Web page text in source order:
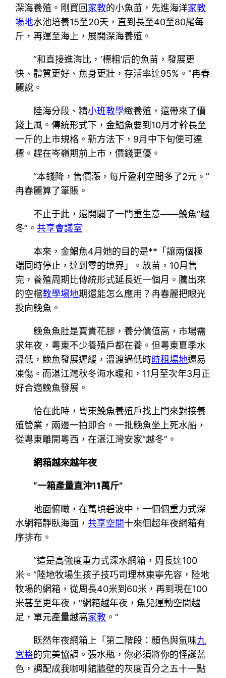
深海養殖。剛買回家教的小魚苗，先進海洋家教
場地水池培養15至20天，直到長至40至80尾每
斤，再運至海上，展開深海養殖。
“和直接進海比，‘標粗’后的魚苗，發展更
快、體質更好、魚身更壯，存活率達95%。”冉春
麗說。
陸海分段、精小班教學緻養殖，還帶來了價
錢上風。傳統形式下，金鯧魚要到10月才幹長至
一斤的上市規格。新方法下，9月中下旬便可達
標。趕在岑嶺期前上市，價錢更優。
“本錢降，售價漲，每斤盈利空間多了2元。”
冉春麗算了筆賬。
不止于此，還開闢了一門重生意——鮸魚“越
冬”。共享會議室
本來，金鯧魚4月她的目的是**「讓兩個極
端同時停止，達到零的境界」。放苗，10月售
完，養殖周期比傳統形式延長近一個月。騰出來
的空檔教學場地期還能怎么應用？冉春麗把眼光
投向鮸魚。
鮸魚魚肚是寶貴花膠，養分價值高，市場需
求年夜，粵東不少養殖戶都在養。但粵東夏季水
溫低，鮸魚發展遲緩，溫渡過低時時租場地還易
凍傷。而湛江灣秋冬海水暖和，11月至次年3月正
好合適鮸魚發展。
恰在此時，粵東鮸魚養殖戶找上門來對接養
殖營業，兩邊一拍即合。一批鮸魚坐上死水船，
從粵東離開粵西，在湛江灣安家“越冬”。
網箱越來越年夜
“一箱產量直沖11萬斤”
地面俯瞰，在萬頃碧波中，一個個重力式深
水網箱靜臥海面，共享空間十來個超年夜網箱有
序排布。
“這是高強度重力式深水網箱，周長達100
米。”陸地牧場生孩子技巧司理林東寧先容，陸地
牧場的網箱，從周長40米到60米，再到現在100
米甚至更年夜，“網箱越年夜，魚兒運動空間越
足，單元產量越高家教 。”
既然年夜網箱上「第二階段：顏色與氣味九
宮格的完美協調。張水瓶，你必須將你的怪誕藍
色，調配成我咖啡館牆壁的灰度百分之五十一點